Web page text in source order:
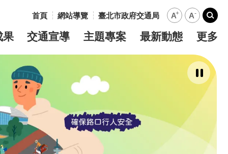
首頁 網站導覽 臺北市政府交通局 A+ A-
搜尋
果 交通宣導 主題專案 最新動態 更多
暫
停
撥
放
廣